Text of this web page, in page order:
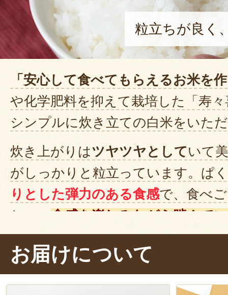
粒立ちが良く
「安心して食べてもらえるお米を
や化学肥料を抑えて栽培した「寿
シンプルに炊き立ての白米をいた
炊き上がりはツヤツヤとしていて
がしっかりと粒立っています。ぱ
りとした弾力のある食感で、食べ
ね～。 食感を楽しみながら噛んで
と濃厚な甘みを感じます。おかず
いただいちゃいました！
お届けについて